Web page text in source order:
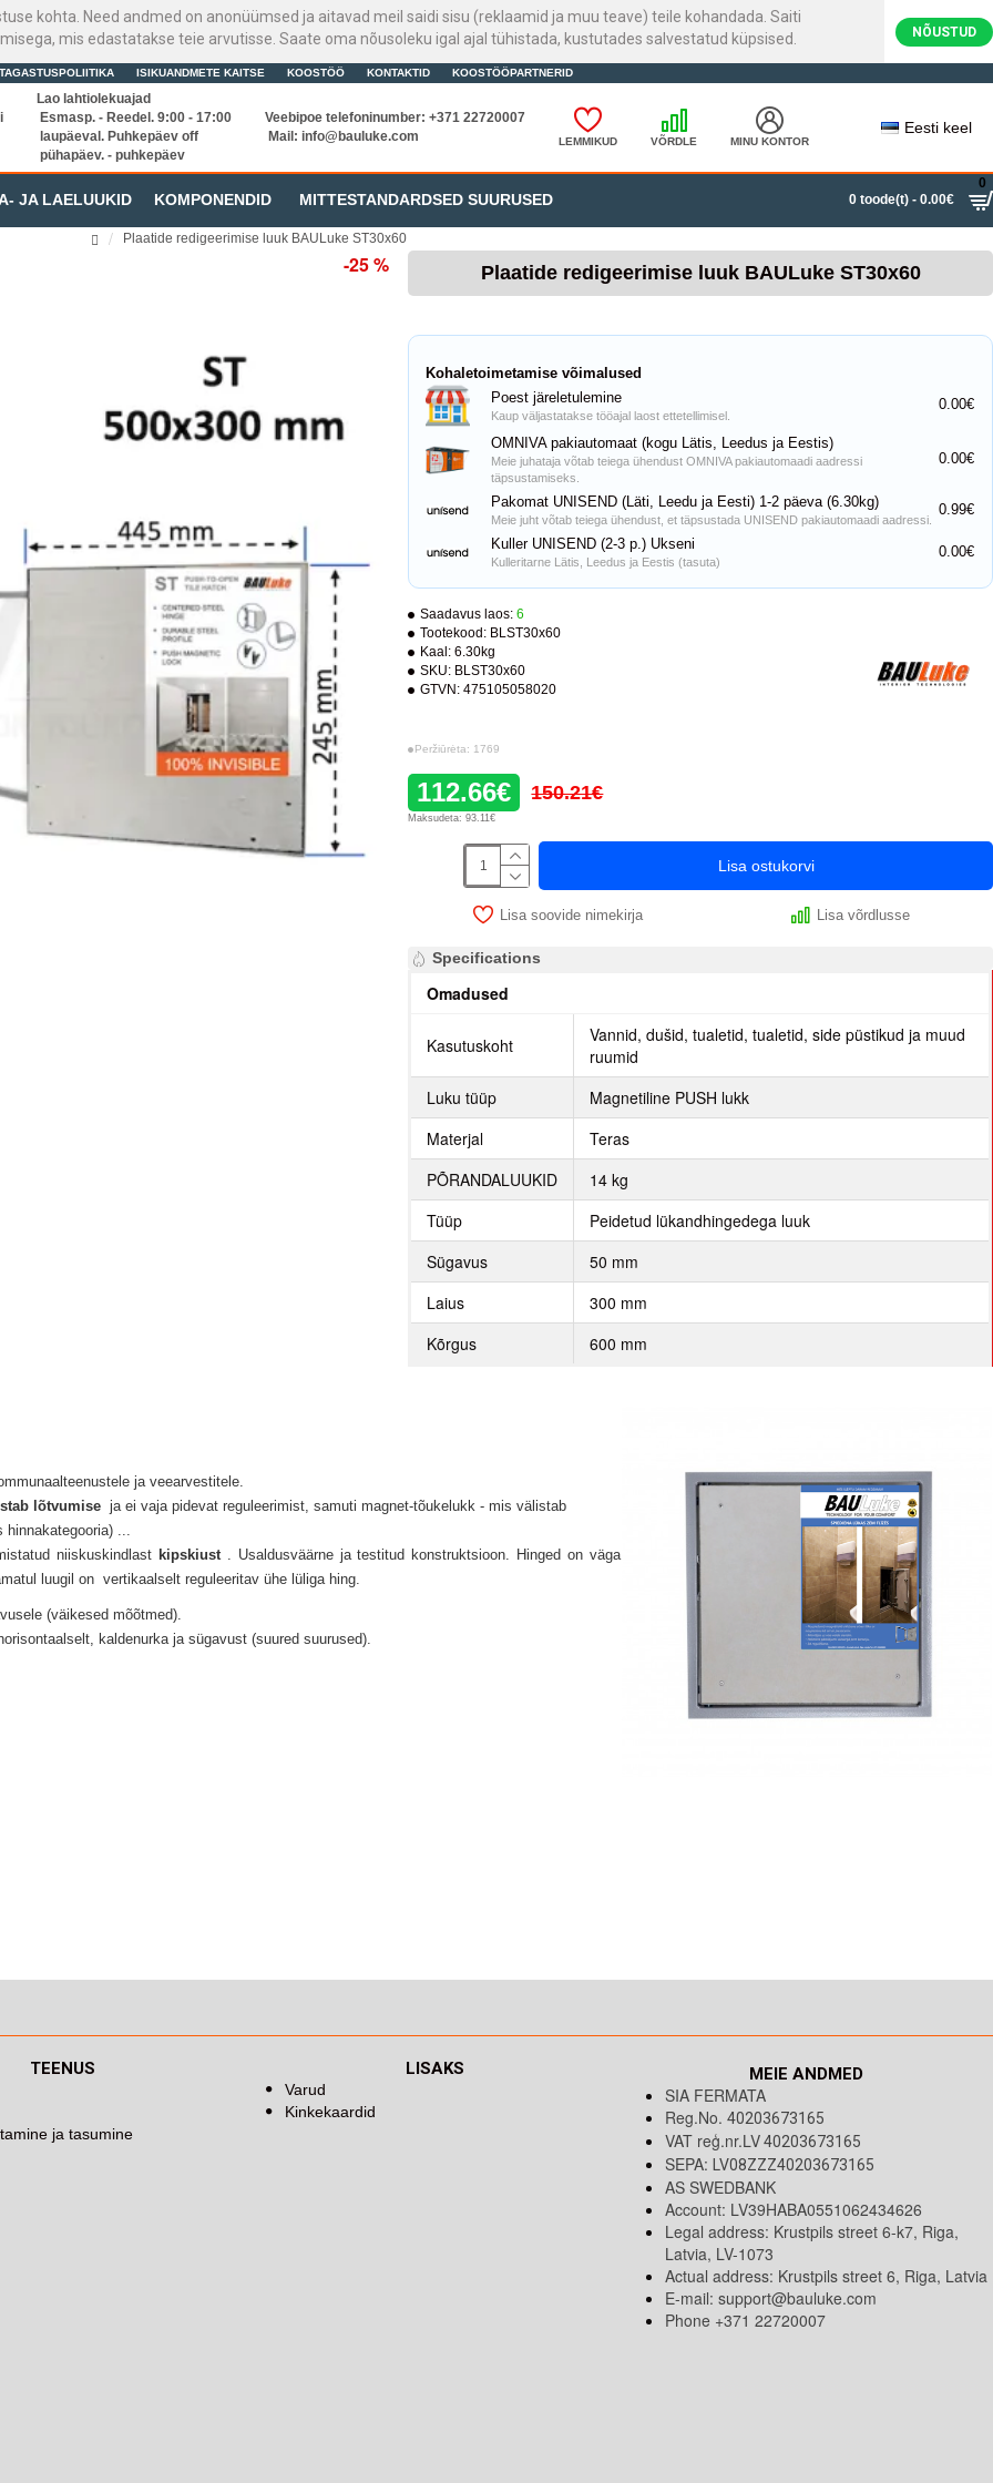
kohta. Need andmed on anonüümsed ja aitavad meil saidi sisu (reklaamid ja muu teave) teile kohandada. Saiti
mis edastatakse teie arvutisse. Saate oma nõusoleku igal ajal tühistada, kustutades salvestatud küpsised.
NÕUSTUD
TAGASTUSPOLIITIKA ISIKUANDMETE KAITSE KOOSTÖÖ KONTAKTID KOOSTÖÖPARTNERID
Lao lahtiolekuajad
Esmasp. - Reedel. 9:00 - 17:00
laupäeval. Puhkepäev off
pühapäev. - puhkepäev
Veebipoe telefoninumber: +371 22720007
Mail: info@bauluke.com LEMMIKUD VÕRDLE MINU KONTOR
Eesti keel
JA LAELUUKID KOMPONENDID MITTESTANDARDSED SUURUSED 0 toode(t) - 0.00€
0
Plaatide redigeerimise luuk BAULuke ST30x60
-25 % Plaatide redigeerimise luuk BAULuke ST30x60
Saadavus laos: 6
Tootekood: BLST30x60
Kaal: 6.30kg
SKU: BLST30x60
GTVN: 475105058020
Peržiūrėta: 1769
112.66€ 150.21€
Maksudeta: 93.11€
Kohaletoimetamise võimalused
Poest järeletulemine
Kaup väljastatakse tööajal laost ettetellimisel.
0.00€
OMNIVA pakiautomaat (kogu Lätis, Leedus ja Eestis)
Meie juhataja võtab teiega ühendust OMNIVA pakiautomaadi aadressi
täpsustamiseks.
0.00€
Pakomat UNISEND (Läti, Leedu ja Eesti) 1-2 päeva (6.30kg)
Meie juht võtab teiega ühendust, et täpsustada UNISEND pakiautomaadi aadressi.
0.99€
Kuller UNISEND (2-3 p.) Ukseni
Kulleritarne Lätis, Leedus ja Eestis (tasuta)
0.00€
Lisa ostukorvi
Lisa soovide nimekirja Lisa võrdlusse
Specifications
Omadused
Kasutuskoht
Vannid, dušid, tualetid, tualetid, side püstikud ja muud
ruumid
Luku tüüp
Magnetiline PUSH lukk
Materjal
Teras
PÕRANDALUUKID
14 kg
Tüüp
Peidetud lükandhingedega luuk
Sügavus
50 mm
Laius
300 mm
Kõrgus
600 mm
ja veearvestitele.
lõtvumise ja ei vaja pidevat reguleerimist, samuti magnet-tõukelukk - mis välistab
...
niiskuskindlast kipskiust. Usaldusväärne ja testitud konstruktsioon. Hinged on väga
luugil on vertikaalselt reguleeritav ühe lüliga hing.
(väikesed mõõtmed).
kaldenurka ja sügavust (suured suurused).
TEENUS
ja tasumine
LISAKS
Varud
Kinkekaardid
MEIE ANDMED
SIA FERMATA
Reg.No. 40203673165
VAT reģ.nr.LV40203673165
SEPA: LV08ZZZ40203673165
AS SWEDBANK
Account: LV39HABA0551062434626
Legal address: Krustpils street 6-k7, Riga,
Latvia, LV-1073
Actual address: Krustpils street 6, Riga, Latvia
E-mail: support@bauluke.com
Phone +371 22720007